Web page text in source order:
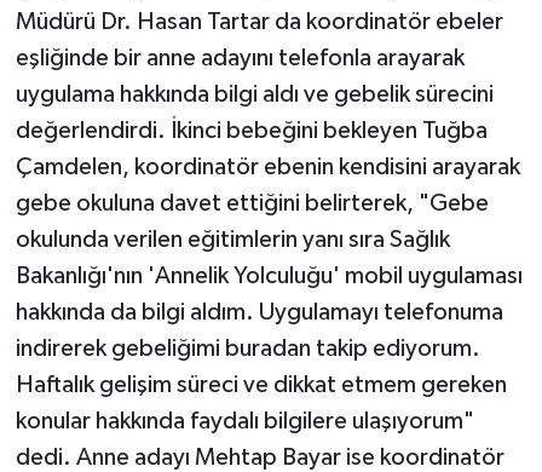
Müdürü Dr. Hasan Tartar da koordinatör ebeler
eşliğinde bir anne adayını telefonla arayarak
uygulama hakkında bilgi aldı ve gebelik sürecini
değerlendirdi. İkinci bebeğini bekleyen Tuğba
Çamdelen, koordinatör ebenin kendisini arayarak
gebe okuluna davet ettiğini belirterek, "Gebe
okulunda verilen eğitimlerin yanı sıra Sağlık
Bakanlığı'nın 'Annelik Yolculuğu' mobil uygulaması
hakkında da bilgi aldım. Uygulamayı telefonuma
indirerek gebeliğimi buradan takip ediyorum.
Haftalık gelişim süreci ve dikkat etmem gereken
konular hakkında faydalı bilgilere ulaşıyorum"
dedi. Anne adayı Mehtap Bayar ise koordinatör